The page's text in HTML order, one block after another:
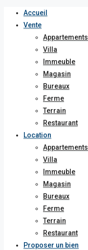
Accueil
Vente
Appartements
Villa
Immeuble
Magasin
Bureaux
Ferme
Terrain
Restaurant
Location
Appartements
Villa
Immeuble
Magasin
Bureaux
Ferme
Terrain
Restaurant
Proposer un bien